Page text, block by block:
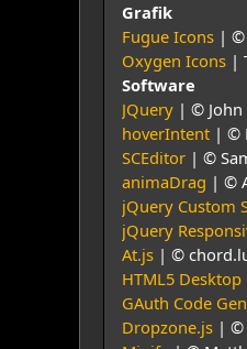
Grafik
Fugue Icons | ©
Oxygen Icons |
Software
JQuery | © John
hoverIntent | ©
SCEditor | ©
animaDrag | ©
jQuery Custom
jQuery
At.js | ©
HTML5
GAuth Code
Dropzone.js | ©